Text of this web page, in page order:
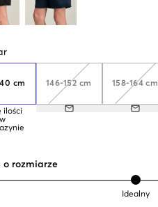
cm
ilości
w
146-152 cm 158-164 cm
o rozmiarze
Idealny